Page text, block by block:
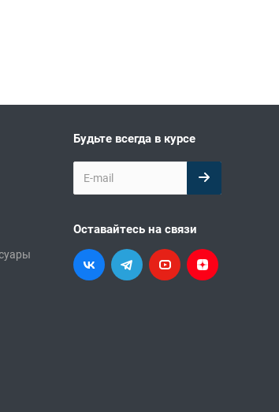
Будьте всегда в курсе
Оставайтесь на связи